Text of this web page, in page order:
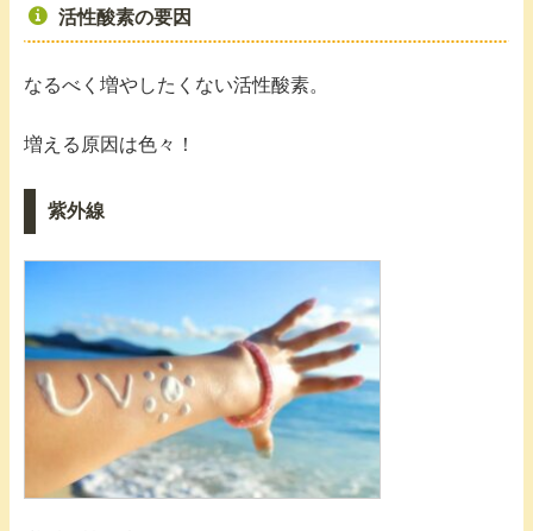
活性酸素の要因
なるべく増やしたくない活性酸素。
増える原因は色々！
紫外線